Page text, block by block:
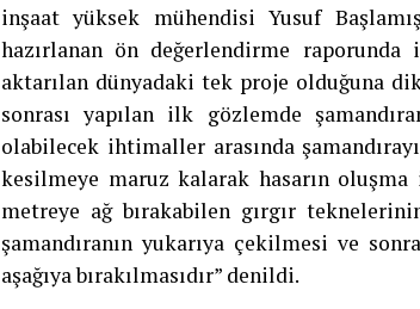
inşaat yüksek mühendisi Yusuf
hazırlanan ön değerlendirme
aktarılan dünyadaki tek proje olduğuna
sonrası yapılan ilk gözlemde
olabilecek ihtimaller arasında
kesilmeye maruz kalarak hasarın
metreye ağ bırakabilen gırgır
şamandıranın yukarıya çekilmesi ve
aşağıya bırakılmasıdır” denildi.